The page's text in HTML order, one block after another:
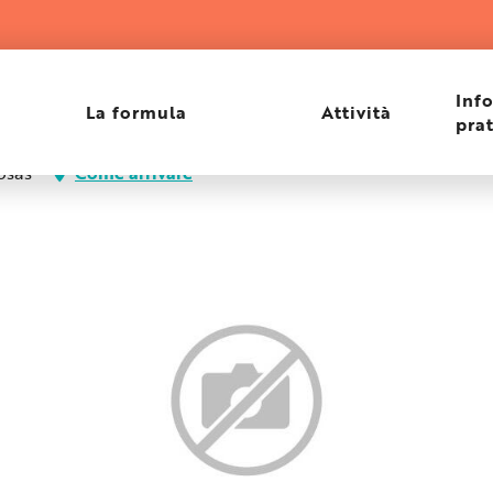
La formula Attività
Come arrivare